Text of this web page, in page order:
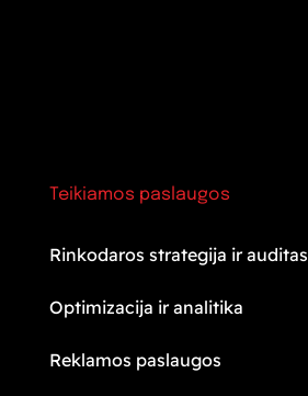
Teikiamos paslaugos
Rinkodaros strategija ir auditas
Optimizacija ir analitika
Reklamos paslaugos